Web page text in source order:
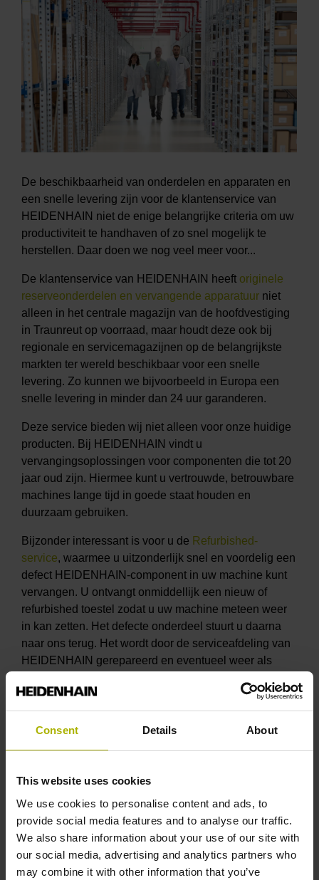
Consent Details About
This website uses cookies
We use cookies to personalise content and ads, to
provide social media features and to analyse our traffic.
We also share information about your use of our site with
our social media, advertising and analytics partners who
may combine it with other information that you’ve
De beschikbaarheid van onderdelen en apparaten en
een snelle levering zijn voor de klantenservice van
HEIDENHAIN niet de enige belangrijke criteria om uw
productiviteit te handhaven of zo snel mogelijk te
herstellen. Daar doen we nog veel meer voor...
De klantenservice van HEIDENHAIN heeft originele
reserveonderdelen en vervangende apparatuur niet
alleen in het centrale magazijn van de hoofdvestiging
in Traunreut op voorraad, maar houdt deze ook bij
regionale en servicemagazijnen op de belangrijkste
markten ter wereld beschikbaar voor een snelle
levering. Zo kunnen we bijvoorbeeld in Europa een
snelle levering in minder dan 24 uur garanderen.
Deze service bieden wij niet alleen voor onze huidige
producten. Bij HEIDENHAIN vindt u
vervangingsoplossingen voor componenten die tot 20
jaar oud zijn. Hiermee kunt u vertrouwde, betrouwbare
machines lange tijd in goede staat houden en
duurzaam gebruiken.
Bijzonder interessant is voor u de Refurbished-
service, waarmee u uitzonderlijk snel en voordelig een
defect HEIDENHAIN-component in uw machine kunt
vervangen. U ontvangt onmiddellijk een nieuw of
refurbished toestel zodat u uw machine meteen weer
in kan zetten. Het defecte onderdeel stuurt u daarna
naar ons terug. Het wordt door de serviceafdeling van
HEIDENHAIN gerepareerd en eventueel weer als
verkrijgbaar, bijvoorbeeld bij de lineaire encoders LC
als machinefabrikant snel en flexibel reageren
wanneer bij de opbouw van een installatie toch eens
niet alles zo moet passen als gepland en u onderdelen
in alternatieve uitvoeringen, bouwgroottes, lengtes,
etc. nodig hebt.